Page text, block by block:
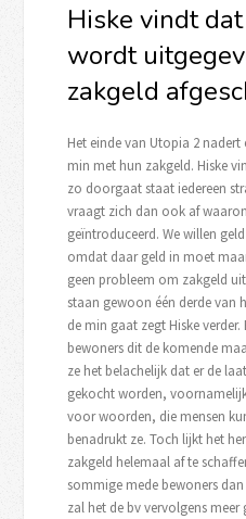
Hiske vindt
wordt
zakgeld
Het einde van Utopia 2
min met hun zakgeld. Hiske
zo doorgaat staat iedereen
vraagt zich dan ook af
geïntroduceerd. We willen
omdat daar geld in moet
geen probleem om zakgeld
staan gewoon één derde van
de min gaat zegt Hiske
bewoners dit de komende
ze het belachelijk dat er de
gekocht worden,
voor woorden, die mensen
benadrukt ze. Toch lijkt het
zakgeld helemaal af te
sommige mede bewoners
zal het de bv vervolgens meer